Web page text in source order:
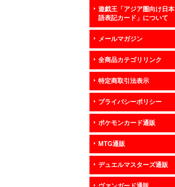
遊戯王「アジア圏向け日本
語表記カード」について
メールマガジン
全商品カテゴリリンク
特定商取引法表示
プライバシーポリシー
ポケモンカード通販
MTG通販
デュエルマスターズ通販